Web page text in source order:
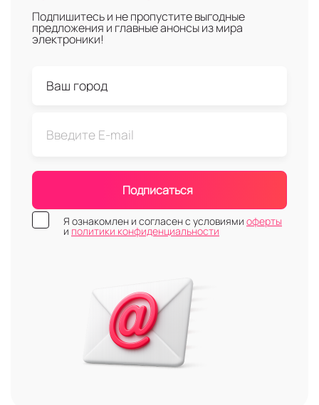
Подпишитесь и не пропустите выгодные
предложения и главные анонсы из мира
электроники!
Подписаться
Я ознакомлен и согласен с условиями оферты
и политики конфиденциальности